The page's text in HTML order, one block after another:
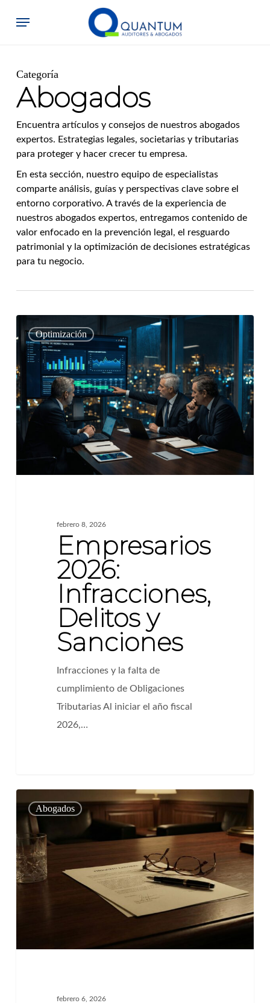
Menu
Categoría
Abogados
Encuentra artículos y consejos de nuestros abogados
expertos. Estrategias legales, societarias y tributarias
para proteger y hacer crecer tu empresa.
En esta sección, nuestro equipo de especialistas
comparte análisis, guías y perspectivas clave sobre el
entorno corporativo. A través de la experiencia de
nuestros abogados expertos, entregamos contenido de
valor enfocado en la prevención legal, el resguardo
patrimonial y la optimización de decisiones estratégicas
para tu negocio.
2026:
Infracciones,
Delitos
y
Sanciones
Optimización
febrero 8, 2026
Empresarios
2026:
Infracciones,
Delitos y
Sanciones
Infracciones y la falta de
cumplimiento de Obligaciones
Tributarias Al iniciar el año fiscal
2026,…
0
Laboral
y
Reserva
de
Abogados
febrero 6, 2026
0